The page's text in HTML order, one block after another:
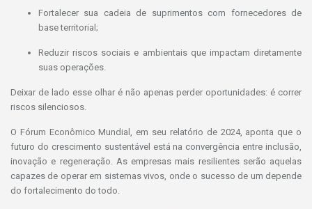
Fortalecer sua cadeia de suprimentos com fornecedores de
base territorial;
Reduzir riscos sociais e ambientais que impactam diretamente
suas operações.
Deixar de lado esse olhar é não apenas perder oportunidades: é correr
riscos silenciosos.
O Fórum Econômico Mundial, em seu relatório de 2024, aponta que o
futuro do crescimento sustentável está na convergência entre inclusão,
inovação e regeneração. As empresas mais resilientes serão aquelas
capazes de operar em sistemas vivos, onde o sucesso de um depende
do fortalecimento do todo.